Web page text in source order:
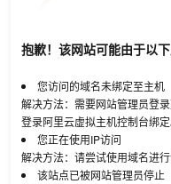
抱歉！该网站可能由于以下
您访问的域名未绑定至主机
解决方法：需要网站管理员登
登录阿里云虚拟主机控制台绑定
您正在使用IP访问
解决方法：请尝试使用域名进行
该站点已被网站管理员停止